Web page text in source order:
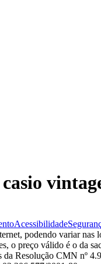
Acessibilidade
podendo variar
o preço válido é o da
Resolução CMN nº